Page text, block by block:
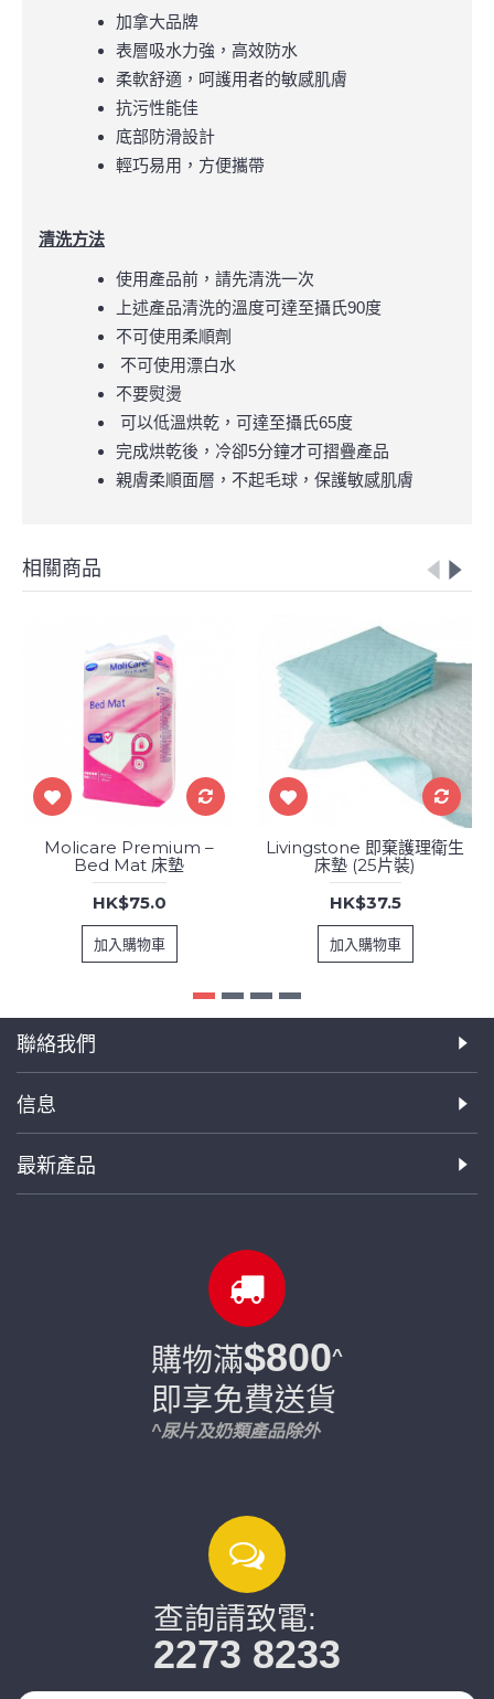
加拿大品牌
表層吸水力強，高效防水
柔軟舒適，呵護用者的敏感肌膚
抗污性能佳
底部防滑設計
輕巧易用，方便攜帶
清洗方法
使用產品前，請先清洗一次
上述產品清洗的溫度可達至攝氏90度
不可使用柔順劑
不可使用漂白水
不要熨燙
可以低溫烘乾，可達至攝氏65度
完成烘乾後，冷卻5分鐘才可摺疊產品
親膚柔順面層，不起毛球，保護敏感肌膚
相關商品
Molicare Premium –
Bed Mat 床墊
HK$75.0
加入購物車
Livingstone 即棄護理衛生
床墊 (25片裝)
HK$37.5
加入購物車
聯絡我們
信息
最新產品
購物滿$800^
即享免費送貨
^尿片及奶類產品除外
查詢請致電:
2273 8233